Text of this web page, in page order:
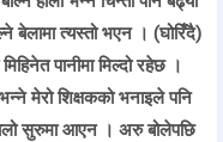
बेलामा त्यस्तो भएन । (घोरिँदै)
पानीमा मिल्दो रहेछ ।
भन्ने मेरो शिक्षकको भनाइले पनि
सुरुमा आएन । अरु बोलेपछि